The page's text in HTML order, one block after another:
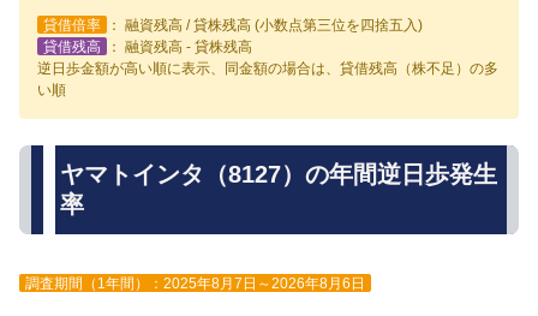
貸借倍率
： 融資残高 / 貸株残高 (小数点第三位を四捨五入)
貸借残高
： 融資残高 - 貸株残高
逆日歩金額が高い順に表示、同金額の場合は、貸借残高（株不足）の多
い順
ヤマトインタ（8127）の年間逆日歩発生
率
調査期間（1年間）：2025年8月7日～2026年8月6日